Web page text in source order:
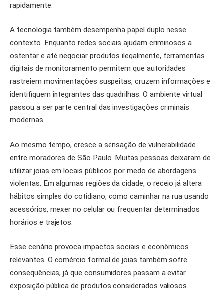
rapidamente.
A tecnologia também desempenha papel duplo nesse
contexto. Enquanto redes sociais ajudam criminosos a
ostentar e até negociar produtos ilegalmente, ferramentas
digitais de monitoramento permitem que autoridades
rastreiem movimentações suspeitas, cruzem informações e
identifiquem integrantes das quadrilhas. O ambiente virtual
passou a ser parte central das investigações criminais
modernas.
Ao mesmo tempo, cresce a sensação de vulnerabilidade
entre moradores de São Paulo. Muitas pessoas deixaram de
utilizar joias em locais públicos por medo de abordagens
violentas. Em algumas regiões da cidade, o receio já altera
hábitos simples do cotidiano, como caminhar na rua usando
acessórios, mexer no celular ou frequentar determinados
horários e trajetos.
Esse cenário provoca impactos sociais e econômicos
relevantes. O comércio formal de joias também sofre
consequências, já que consumidores passam a evitar
exposição pública de produtos considerados valiosos.